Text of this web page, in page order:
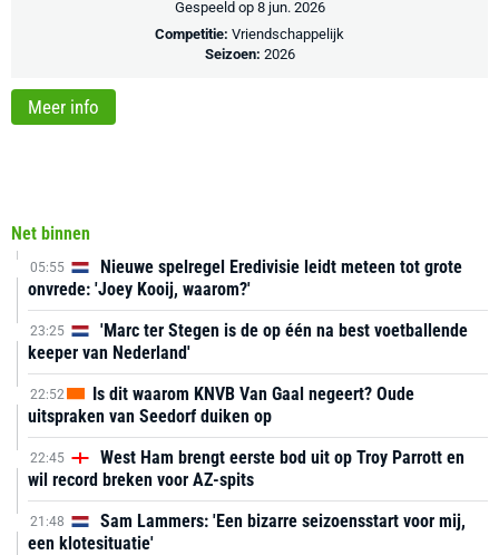
Net binnen
05:55
Nieuwe spelregel Eredivisie leidt meteen tot grote
onvrede: 'Joey Kooij, waarom?'
23:25
'Marc ter Stegen is de op één na best voetballende
keeper van Nederland'
22:52
Is dit waarom KNVB Van Gaal negeert? Oude
uitspraken van Seedorf duiken op
22:45
West Ham brengt eerste bod uit op Troy Parrott en
wil record breken voor AZ-spits
21:48
Sam Lammers: 'Een bizarre seizoensstart voor mij,
een klotesituatie'
Gespeeld op 8 jun. 2026
Competitie: Vriendschappelijk
Seizoen: 2026
Meer info